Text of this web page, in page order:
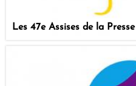
Les 47e Assises de la